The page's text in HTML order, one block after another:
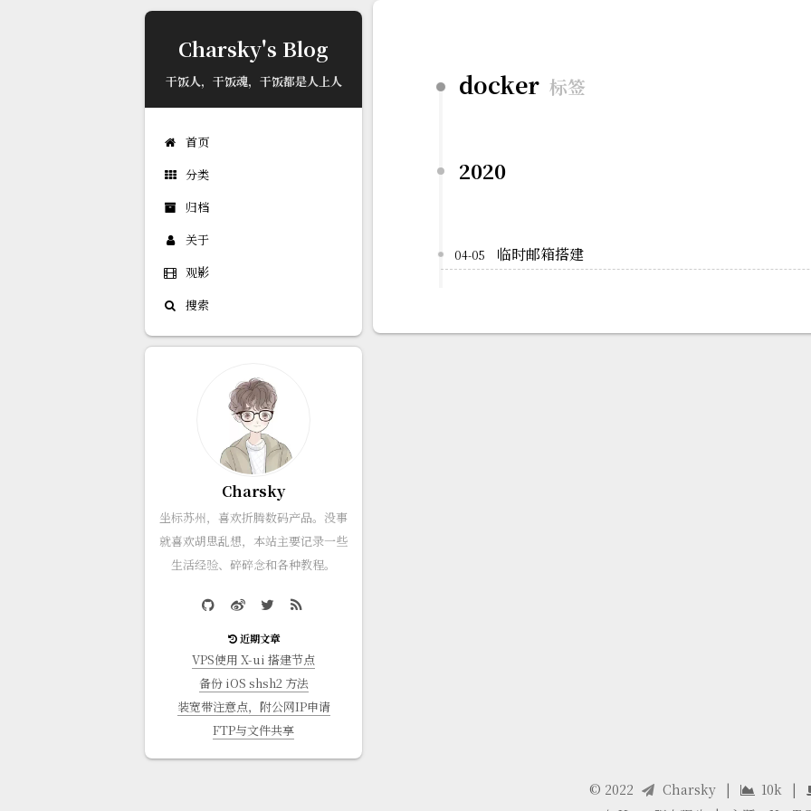
Charsky's Blog
干饭人，干饭魂，干饭都是人上人
首页
分类
归档
关于
观影
搜索
docker 标签
2020
04-05 临时邮箱搭建
Charsky
坐标苏州，喜欢折腾数码产品。没事
就喜欢胡思乱想，本站主要记录一些
生活经验、碎碎念和各种教程。
近期文章
VPS使用 X-ui 搭建节点
备份 iOS shsh2 方法
装宽带注意点，附公网IP申请
FTP与文件共享
© 2022 Charsky | 10k
|